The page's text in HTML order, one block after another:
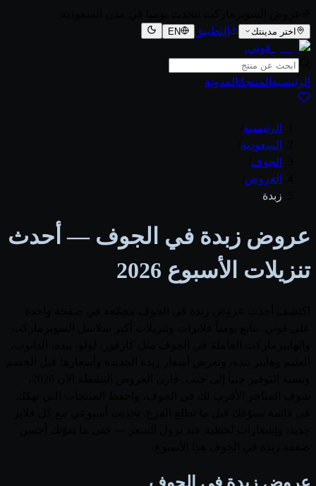
اختر مدينتك التطبيق EN
قوتي.
الرئيسية المنتجاتالمدونة
الرئيسية
السعودية
الجوف
العروض
زبدة
عروض زبدة في الجوف — أحدث
تنزيلات الأسبوع 2026
عروض زبدة في الجوف